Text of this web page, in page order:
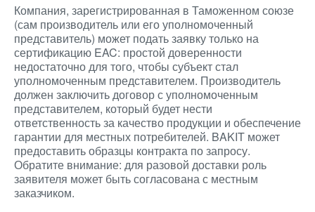
Компания, зарегистрированная в Таможенном союзе
(сам производитель или его уполномоченный
представитель) может подать заявку только на
сертификацию EAC: простой доверенности
недостаточно для того, чтобы субъект стал
уполномоченным представителем. Производитель
должен заключить договор с уполномоченным
представителем, который будет нести
ответственность за качество продукции и обеспечение
гарантии для местных потребителей. BAKIT может
предоставить образцы контракта по запросу.
Обратите внимание: для разовой доставки роль
заявителя может быть согласована с местным
заказчиком.